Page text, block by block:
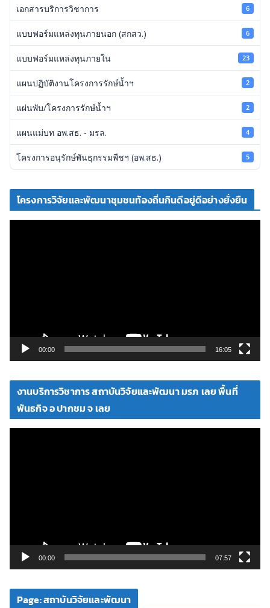
เอกสารบริการวิชาการ 6
แบบฟอร์มแหล่งทุนภายนอก (สกสว.) 6
แบบฟอร์มแหล่งทุนภายใน 23
แผนปฏิบัติงานโครงการรักษ์น้ำฯ 2
แผ่นพับ/โครงการรักษ์น้ำฯ 2
แผนแม่บท อพ.สธ. - มรล. 4
โครงการอนุรักษ์พันธุกรรมพืชฯ (อพ.สธ.) 5
โครงการวิจัยและพัฒนาชุมชนท้องถิ่นกินดีอยู่ดีอย่างยั่งยืน
ดี
โ
00:00 16:05
งานบริการวิชาการ สถาบันวิจัยและพัฒนา มรภ เลย พื้นที่
พันธกิจ อ ปากชม จ เลย
ดี
โ
00:00 07:57
Page: สถาบันวิจัยและพัฒนา